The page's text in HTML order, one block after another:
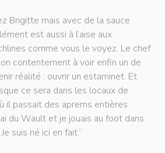
Brigitte mais avec de la sauce
est aussi à l’aise aux
comme vous le voyez. Le chef
contentement à voir enfin un de
réalité : ouvrir un estaminet. Et
ce sera dans les locaux de
il passait des aprems entières
du Wault et je jouais au foot dans
suis né ici en fait.”